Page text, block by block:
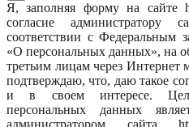
Я, заполняя форму на сайте
согласие администратору
соответствии с Федеральным
«О персональных данных», на
третьим лицам через
подтверждаю, что, даю такое
и в своем интересе.
персональных данных